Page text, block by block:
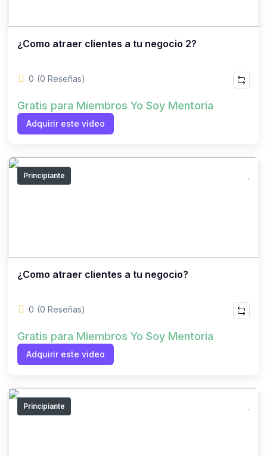
¿Como atraer clientes a tu negocio 2?
0 (0 Reseñas)
Gratis para Miembros Yo Soy Mentoria
Adquirir este video
Principiante
¿Como atraer clientes a tu negocio?
0 (0 Reseñas)
Gratis para Miembros Yo Soy Mentoria
Adquirir este video
Principiante